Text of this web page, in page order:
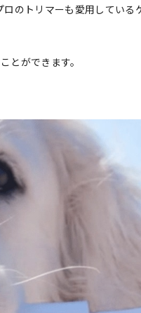
のトリマーも愛用している
とができます。